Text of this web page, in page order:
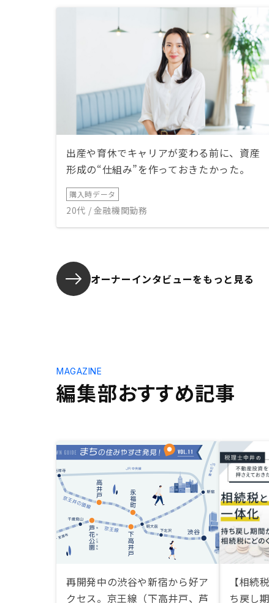
出産や育休でキャリアが変わる前に、資産
形成の“仕組み”を作っておきたかった。
購入時データ
20代 / 金融機関勤務
オーナーインタビューをもっと見る
編集部おすすめ記事
MAGAZINE
再開発中の渋谷や新宿から好ア
クセス。京王線（下高井戸、芦
【相続
ち戻し